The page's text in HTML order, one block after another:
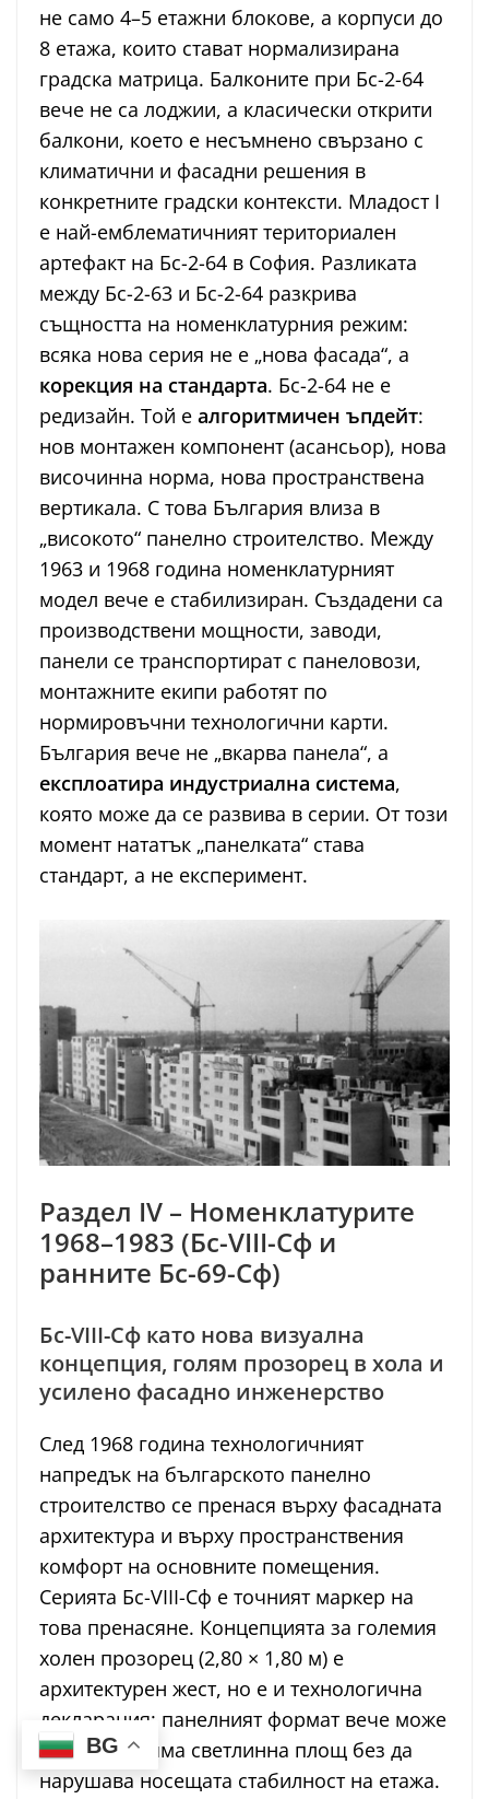
не само 4–5 етажни блокове, а корпуси до
8 етажа, които стават нормализирана
градска матрица. Балконите при Бс-2-64
вече не са лоджии, а класически открити
балкони, което е несъмнено свързано с
климатични и фасадни решения в
конкретните градски контексти. Младост I
е най-емблематичният териториален
артефакт на Бс-2-64 в София. Разликата
между Бс-2-63 и Бс-2-64 разкрива
същността на номенклатурния режим:
всяка нова серия не е „нова фасада“, а
корекция на стандарта. Бс-2-64 не е
редизайн. Той е алгоритмичен ъпдейт:
нов монтажен компонент (асансьор), нова
височинна норма, нова пространствена
вертикала. С това България влиза в
„високото“ панелно строителство. Между
1963 и 1968 година номенклатурният
модел вече е стабилизиран. Създадени са
производствени мощности, заводи,
панели се транспортират с панеловози,
монтажните екипи работят по
нормировъчни технологични карти.
България вече не „вкарва панела“, а
експлоатира индустриална система,
която може да се развива в серии. От този
момент нататък „панелката“ става
стандарт, а не експеримент.
Раздел IV – Номенклатурите
1968–1983 (Бс-VIII-Сф и
ранните Бс-69-Сф)
Бс-VIII-Сф като нова визуална
концепция, голям прозорец в хола и
усилено фасадно инженерство
След 1968 година технологичният
напредък на българското панелно
строителство се пренася върху фасадната
архитектура и върху пространствения
комфорт на основните помещения.
Серията Бс-VIII-Сф е точният маркер на
това пренасяне. Концепцията за големия
холен прозорец (2,80 × 1,80 м) е
архитектурен жест, но е и технологична
декларация: панелният формат вече може
да носи голяма светлинна площ без да
нарушава носещата стабилност на етажа.
BG